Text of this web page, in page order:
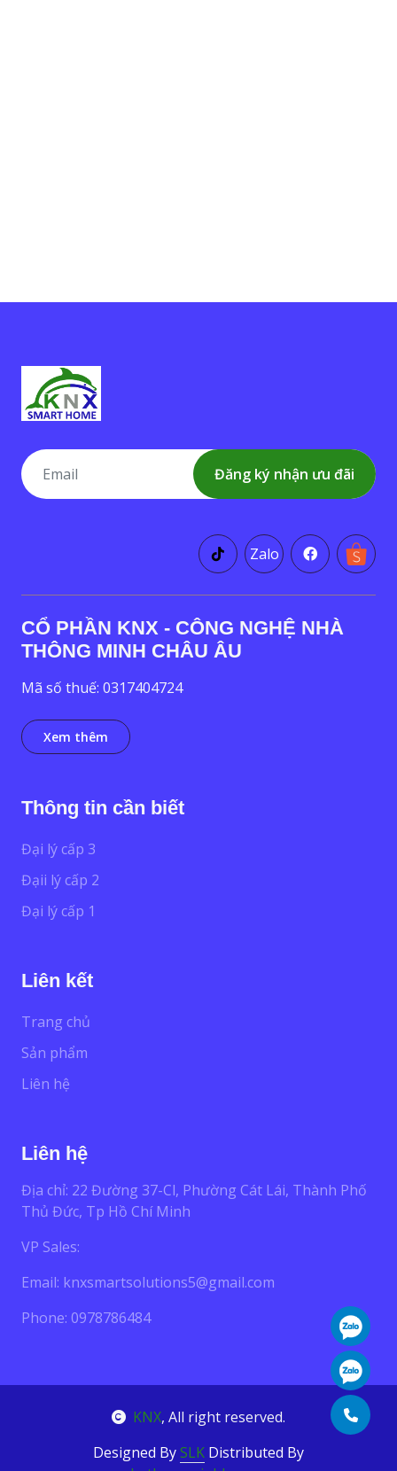
Đăng ký nhận ưu đãi
Zalo
CỔ PHẦN KNX - CÔNG NGHỆ NHÀ
THÔNG MINH CHÂU ÂU
Mã số thuế: 0317404724
Xem thêm
Thông tin cần biết
Đại lý cấp 3
Đạii lý cấp 2
Đại lý cấp 1
Liên kết
Trang chủ
Sản phẩm
Liên hệ
Liên hệ
Địa chỉ: 22 Đường 37-Cl, Phường Cát Lái, Thành Phố
Thủ Đức, Tp Hồ Chí Minh
VP Sales:
Email: knxsmartsolutions5@gmail.com
Phone: 0978786484
KNX, All right reserved.
Designed BySLK Distributed By